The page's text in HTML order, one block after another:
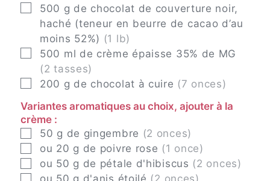
▢
500 g de chocolat de couverture noir,
haché (teneur en beurre de cacao d’au
moins 52%) (1 lb)
▢
500 ml de crème épaisse 35% de MG
(2 tasses)
▢
200 g de chocolat à cuire (7 onces)
Variantes aromatiques au choix, ajouter à la
crème :
▢
50 g de gingembre (2 onces)
▢
ou 20 g de poivre rose (1 once)
▢
ou 50 g de pétale d'hibiscus (2 onces)
▢